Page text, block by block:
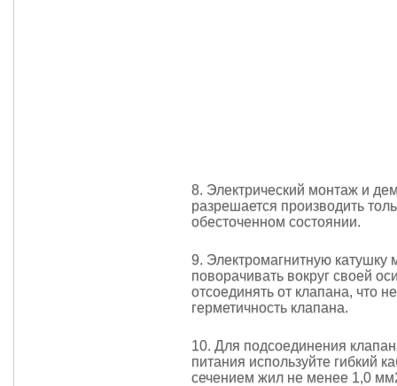
8. Электрический монтаж и
разрешается производить
обесточенном состоянии.
9. Электромагнитную катушку
поворачивать вокруг своей
отсоединять от клапана, что
герметичность клапана.
10. Для подсоединения
питания используйте гибкий
сечением жил не менее 1,0